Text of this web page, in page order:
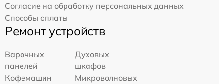
Согласие на обработку персональных данных
Способы оплаты
Ремонт устройств
Варочных
панелей
Духовых
шкафов
Кофемашин
Микроволновых